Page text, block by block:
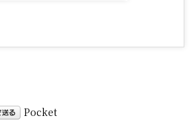
Pocket